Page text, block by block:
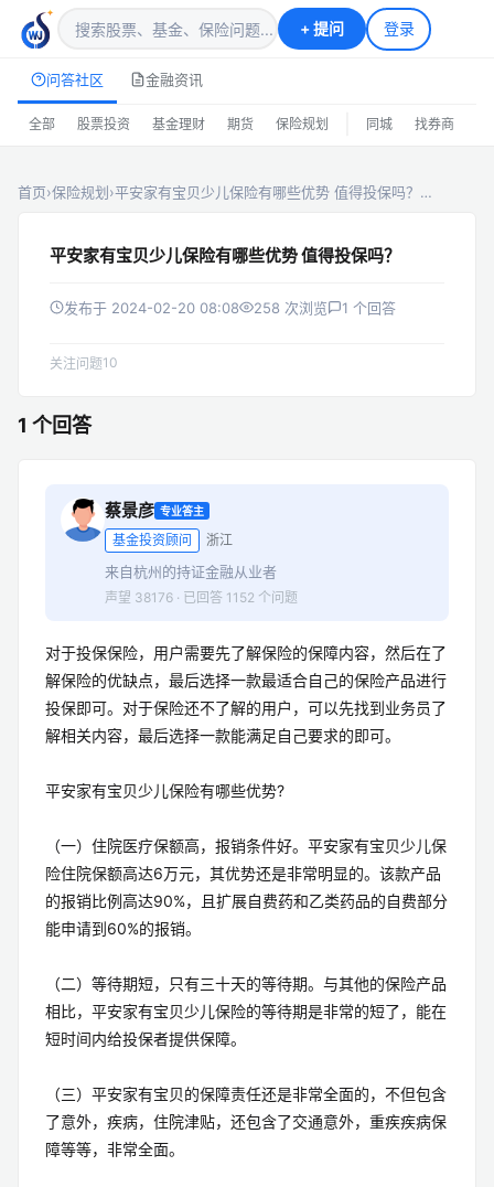
+提问 登录
问答社区 金融资讯
全部 股票投资 基金理财 期货 保险规划 同城 找券商
首页›保险规划›平安家有宝贝少儿保险有哪些优势 值得投保吗？…
平安家有宝贝少儿保险有哪些优势 值得投保吗？
发布于 2024-02-20 08:08 258 次浏览 1 个回答
关注问题10
1 个回答
蔡景彦 专业答主
基金投资顾问 浙江
来自杭州的持证金融从业者
声望 38176 · 已回答 1152 个问题
对于投保保险，用户需要先了解保险的保障内容，然后在了
解保险的优缺点，最后选择一款最适合自己的保险产品进行
投保即可。对于保险还不了解的用户，可以先找到业务员了
解相关内容，最后选择一款能满足自己要求的即可。
平安家有宝贝少儿保险有哪些优势?
（一）住院医疗保额高，报销条件好。平安家有宝贝少儿保
险住院保额高达6万元，其优势还是非常明显的。该款产品
的报销比例高达90%，且扩展自费药和乙类药品的自费部分
能申请到60%的报销。
（二）等待期短，只有三十天的等待期。与其他的保险产品
相比，平安家有宝贝少儿保险的等待期是非常的短了，能在
短时间内给投保者提供保障。
（三）平安家有宝贝的保障责任还是非常全面的，不但包含
了意外，疾病，住院津贴，还包含了交通意外，重疾疾病保
障等等，非常全面。